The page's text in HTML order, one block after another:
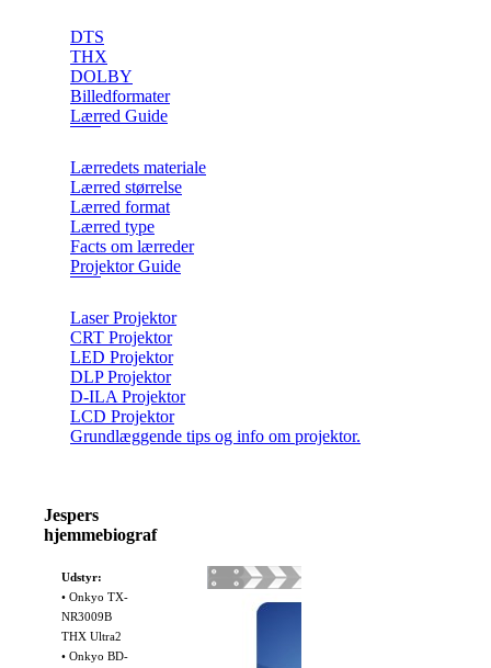
DTS
THX
DOLBY
Billedformater
Lærred Guide
Lærredets materiale
Lærred størrelse
Lærred format
Lærred type
Facts om lærreder
Projektor Guide
Laser Projektor
CRT Projektor
LED Projektor
DLP Projektor
D-ILA Projektor
LCD Projektor
Grundlæggende tips og info om projektor.
Jespers
hjemmebiograf
Udstyr:
• Onkyo TX-
NR3009B
THX Ultra2
• Onkyo BD-